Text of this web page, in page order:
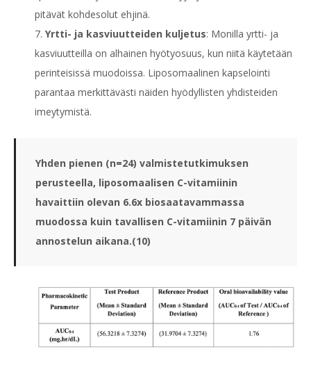
pitävät kohdesolut ehjinä.
Yrtti- ja kasviuutteiden kuljetus: Monilla yrtti- ja
kasviuutteilla on alhainen hyötyosuus, kun niitä käytetään
perinteisissä muodoissa. Liposomaalinen kapselointi
parantaa merkittävästi näiden hyödyllisten yhdisteiden
imeytymistä.
Yhden pienen (n=24) valmistetutkimuksen
perusteella, liposomaalisen C-vitamiinin
havaittiin olevan 6.6x biosaatavammassa
muodossa kuin tavallisen C-vitamiinin 7 päivän
annostelun aikana.(10)